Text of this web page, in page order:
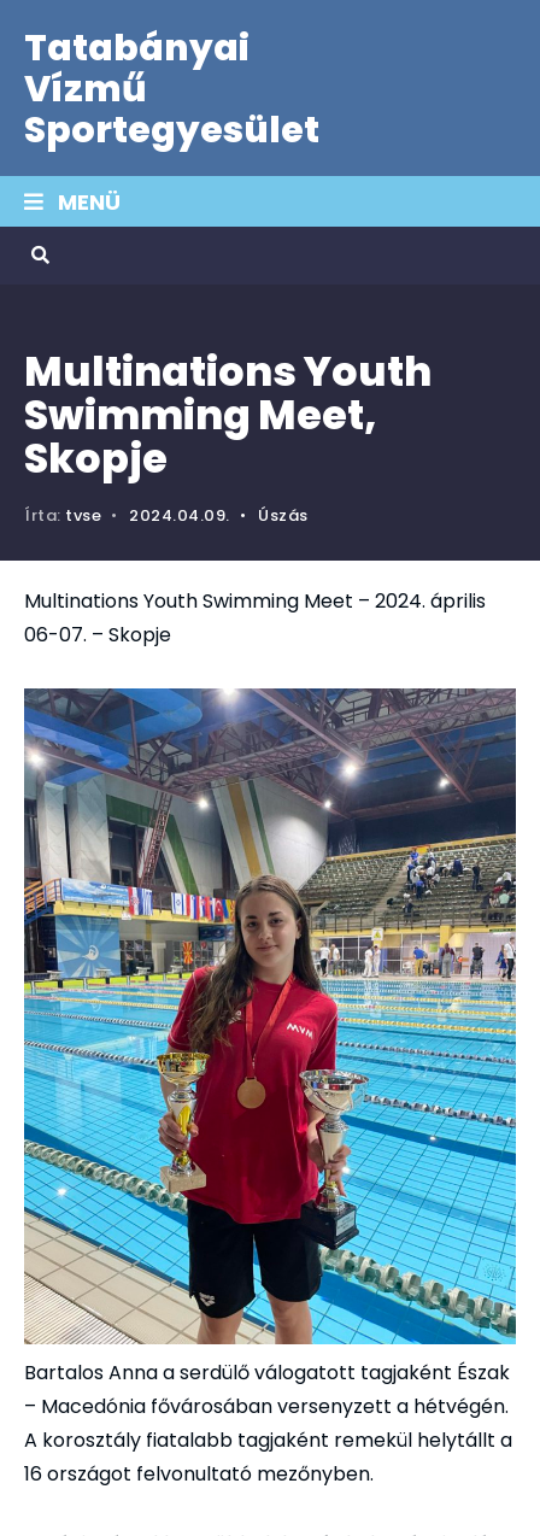
Tatabányai
Vízmű
Sportegyesület
MENÜ
Multinations Youth
Swimming Meet,
Skopje
Írta: tvse • 2024.04.09. • Úszás
Multinations Youth Swimming Meet – 2024. április
06-07. – Skopje
Bartalos Anna a serdülő válogatott tagjaként Észak
– Macedónia fővárosában versenyzett a hétvégén.
A korosztály fiatalabb tagjaként remekül helytállt a
16 országot felvonultató mezőnyben.